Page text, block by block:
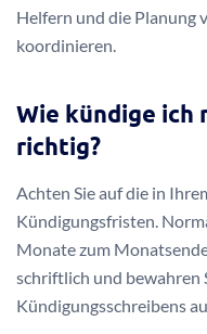
Helfern und die Planung
koordinieren.
Wie kündige ich
richtig?
Achten Sie auf die in
Kündigungsfristen.
Monate zum
schriftlich und bewahren
Kündigungsschreibens